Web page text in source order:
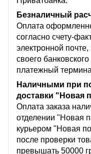
Безналичный
Оплата
согласно счету-
электронной
своего
платежный
Наличными при
доставки "Новая
Оплата заказа
отделении "Новая
курьером "Новая
после проверки
превышать 50000